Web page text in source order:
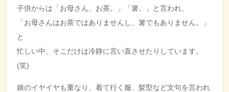
子供からは「お母さん、お茶。」「箸。」と言われ、
「お母さんはお茶ではありませんし、箸でもありません。」
と
忙しい中、そこだけは冷静に言い直させたりしています。
(笑)
娘のイヤイヤも重なり、着て行く服、髪型など文句を言われ